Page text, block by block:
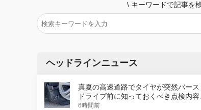
\ キーワードで記事を
ヘッドラインニュース
真夏の高速道路でタイヤが突然バー
ドライブ前に知っておくべき点検内容
6時間前